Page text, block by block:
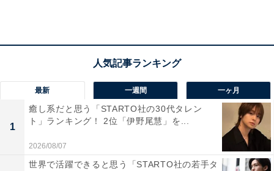
らの支持の声も多く集まりました。
し、対処している点がカッコいい。一味のブレーン的存
在だと思う。ビジュアルに関しても主な戦闘スタイルが
体術（蹴り）なのにも関わらず、いつもキレイめなファ
ッションをしているところも魅力を感じる（34歳女
性）」「スーツ姿で料理しているのがカッコイイから
最新 一週間 一ヶ月
1
癒し系だと思う「STARTO社の30代タレン
ト」ランキング！ 2位「伊野尾慧」を...
2026/08/07
世界で活躍できると思う「STARTO社の若手タ